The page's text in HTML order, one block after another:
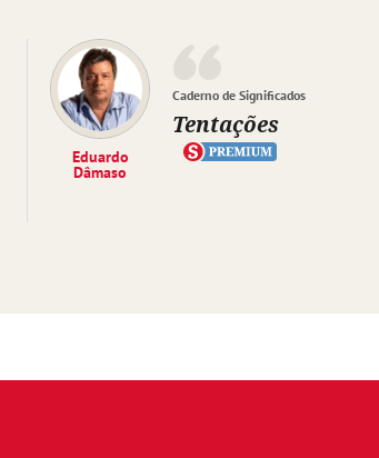
Eduardo
Dâmaso
Caderno de Significados
Tentações